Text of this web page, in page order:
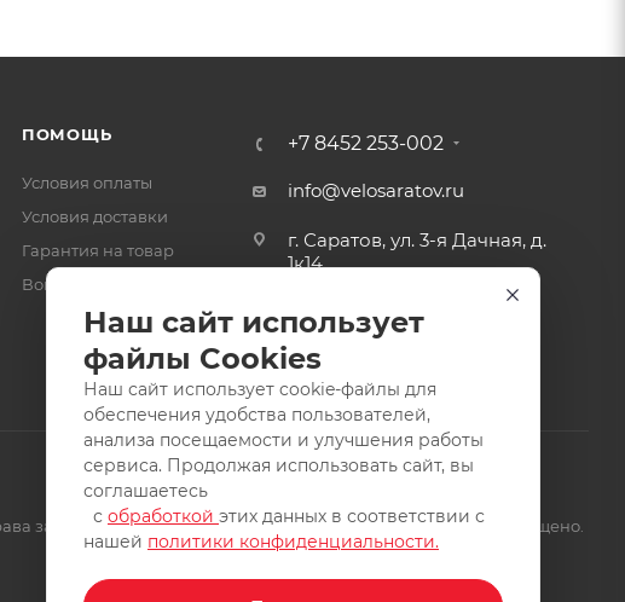
ПОМОЩЬ
Условия оплаты
Условия доставки
Гарантия на товар
Вопрос-ответ
+7 8452 253-002
info@velosaratov.ru
г. Саратов, ул. 3-я Дачная, д.
1к14
защищены. Заимствование материалов и фотографий запрещено.
Наш сайт использует
файлы Cookies
Наш сайт использует cookie-файлы для
обеспечения удобства пользователей,
анализа посещаемости и улучшения работы
сервиса. Продолжая использовать сайт, вы
соглашаетесь
с обработкой этих данных в соответствии с
нашей политики конфиденциальности.